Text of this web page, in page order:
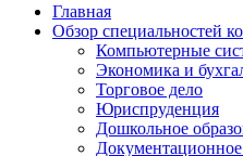
Главная
Обзор специальностей
Компьютерные
Экономика и
Торговое дело
Юриспруденция
Дошкольное